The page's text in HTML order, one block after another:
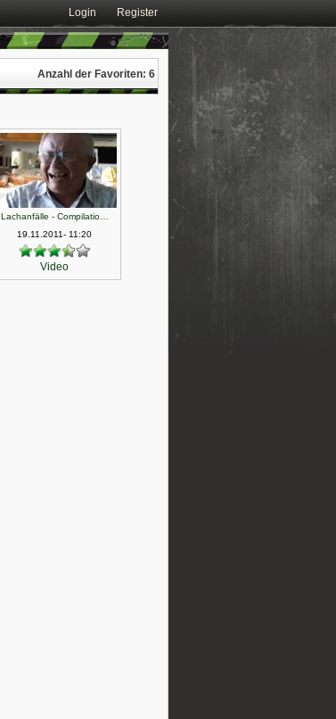
Login Register
Anzahl der Favoriten: 6
Lachanfälle - Compilatio…
19.11.2011- 11:20
Video